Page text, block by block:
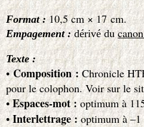
Format :10,5 cm × 17 cm.
Empagement :dérivé du
Texte :
•Composition :Chronicle
pour le colophon. Voir sur le
•Espaces-mot :optimum à
•Interlettrage :optimum à –1